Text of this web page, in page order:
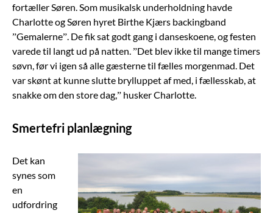
fortæller Søren. Som musikalsk underholdning havde
Charlotte og Søren hyret Birthe Kjærs backingband
”Gemalerne”. De fik sat godt gang i danseskoene, og festen
varede til langt ud på natten. ”Det blev ikke til mange timers
søvn, før vi igen så alle gæsterne til fælles morgenmad. Det
var skønt at kunne slutte brylluppet af med, i fællesskab, at
snakke om den store dag,” husker Charlotte.
Smertefri planlægning
Det kan
synes som
en
udfordring